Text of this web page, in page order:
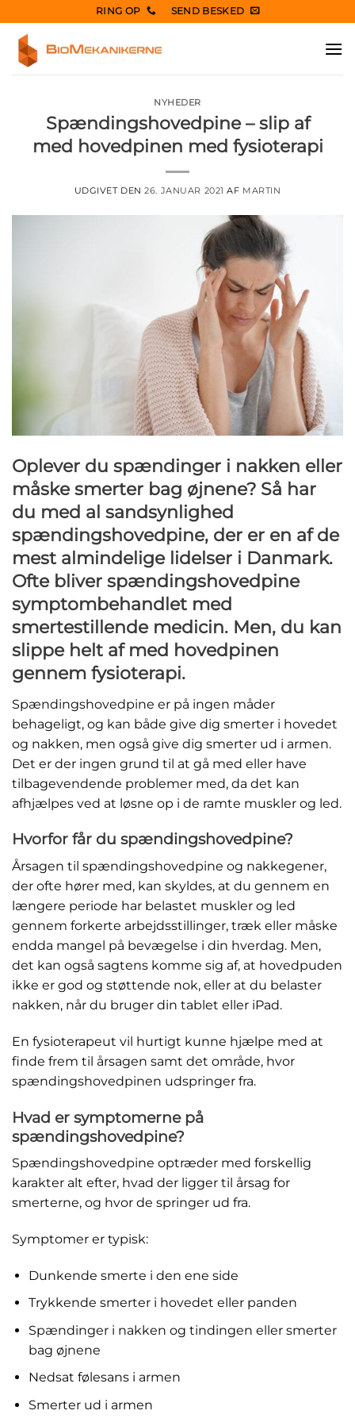
indhold
RING OP SEND BESKED
NYHEDER
Spændingshovedpine – slip af
med hovedpinen med fysioterapi
UDGIVET DEN26. JANUAR 2021 AF MARTIN
Oplever du spændinger i nakken eller
måske smerter bag øjnene? Så har
du med al sandsynlighed
spændingshovedpine, der er en af de
mest almindelige lidelser i Danmark.
Ofte bliver spændingshovedpine
symptombehandlet med
smertestillende medicin. Men, du kan
slippe helt af med hovedpinen
gennem fysioterapi.
Spændingshovedpine er på ingen måder
behageligt, og kan både give dig smerter i hovedet
og nakken, men også give dig smerter ud i armen.
Det er der ingen grund til at gå med eller have
tilbagevendende problemer med, da det kan
afhjælpes ved at løsne op i de ramte muskler og led.
Hvorfor får du spændingshovedpine?
Årsagen til spændingshovedpine og nakkegener,
der ofte hører med, kan skyldes, at du gennem en
længere periode har belastet muskler og led
gennem forkerte arbejdsstillinger, træk eller måske
endda mangel på bevægelse i din hverdag. Men,
det kan også sagtens komme sig af, at hovedpuden
ikke er god og støttende nok, eller at du belaster
nakken, når du bruger din tablet eller iPad.
En fysioterapeut vil hurtigt kunne hjælpe med at
finde frem til årsagen samt det område, hvor
spændingshovedpinen udspringer fra.
Hvad er symptomerne på
spændingshovedpine?
Spændingshovedpine optræder med forskellig
karakter alt efter, hvad der ligger til årsag for
smerterne, og hvor de springer ud fra.
Symptomer er typisk:
Dunkende smerte i den ene side
Trykkende smerter i hovedet eller panden
Spændinger i nakken og tindingen eller smerter
bag øjnene
Nedsat følesans i armen
Smerter ud i armen